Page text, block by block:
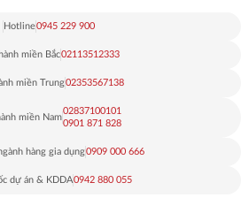
Hotline0945 229 900
miền Bắc02113512333
miền Trung02353567138
miền Nam
02837100101
0901 871 828
hàng gia dụng0909 000 666
dự án & KDDA0942 880 055